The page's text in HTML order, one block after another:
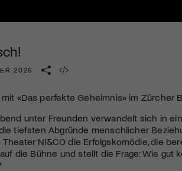
2025
«Das perfekte Geheimnis» im Zürcher
unter Freunden verwandelt sich in
tiefsten Abgründe menschlicher
NI&CO die Erfolgskomödie, die
die Bühne und stellt die Frage: Wie gut
werden